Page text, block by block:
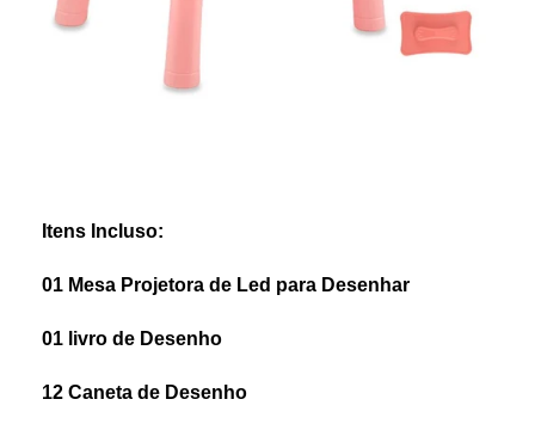
Itens Incluso:
01 Mesa Projetora de Led para Desenhar
01 livro de Desenho
12 Caneta de Desenho